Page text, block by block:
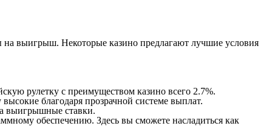
на выигрыш. Некоторые казино предлагают лучшие условия
рулетку с преимуществом казино всего 2.7%.
благодаря прозрачной системе выплат.
выигрышные ставки.
обеспечению. Здесь вы сможете насладиться как